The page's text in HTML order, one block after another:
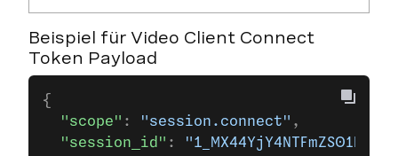
Beispiel für Video Client Connect
Token Payload
{
  "scope"
: "session.connect" ,
  "session_id"
: